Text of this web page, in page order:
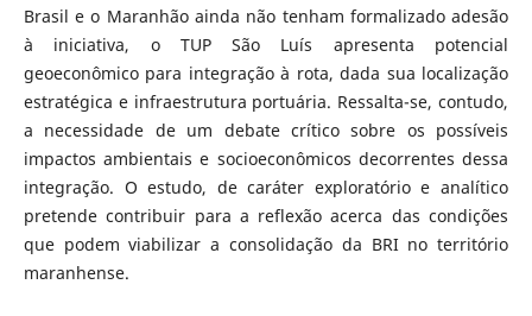
Brasil e o Maranhão ainda não tenham formalizado adesão
à iniciativa, o TUP São Luís apresenta potencial
geoeconômico para integração à rota, dada sua localização
estratégica e infraestrutura portuária. Ressalta-se, contudo,
a necessidade de um debate crítico sobre os possíveis
impactos ambientais e socioeconômicos decorrentes dessa
integração. O estudo, de caráter exploratório e analítico
pretende contribuir para a reflexão acerca das condições
que podem viabilizar a consolidação da BRI no território
maranhense.